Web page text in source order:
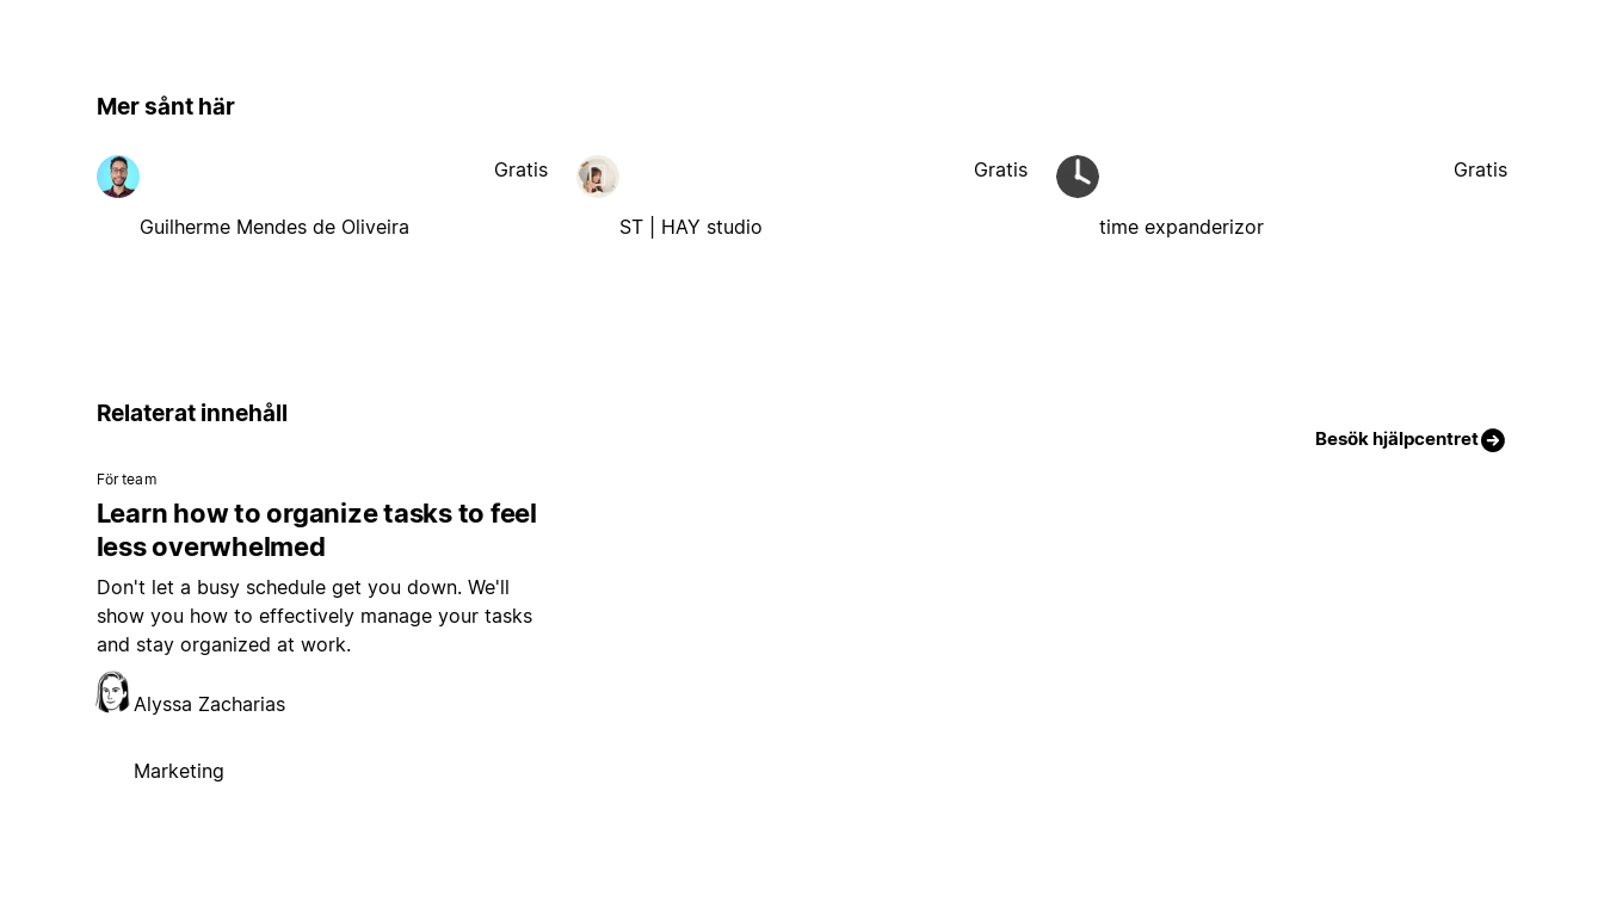
Mer sånt här
Guilherme Mendes de Oliveira
Gratis
ST | HAY studio
Gratis
time expanderizor
Gratis
Relaterat innehåll
Besök hjälpcentret
För team
Learn how to organize tasks to feel
less overwhelmed
Don't let a busy schedule get you down. We'll
show you how to effectively manage your tasks
and stay organized at work.
Alyssa Zacharias
Marketing